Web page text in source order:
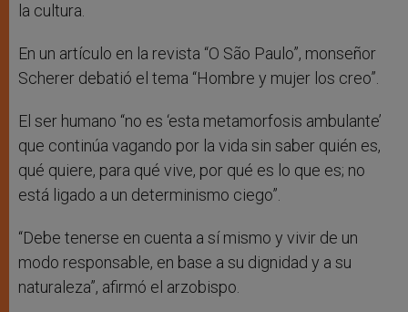
la cultura.
En un artículo en la revista “O São Paulo”, monseñor
Scherer debatió el tema “Hombre y mujer los creo”.
El ser humano “no es ‘esta metamorfosis ambulante’
que continúa vagando por la vida sin saber quién es,
qué quiere, para qué vive, por qué es lo que es; no
está ligado a un determinismo ciego”.
“Debe tenerse en cuenta a sí mismo y vivir de un
modo responsable, en base a su dignidad y a su
naturaleza”, afirmó el arzobispo.